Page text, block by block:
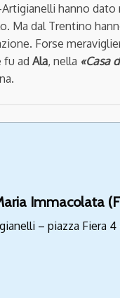
hanno
Ma dal Trentino
Forse
fu ad Ala, nella «Casa
Immacolata
– piazza Fiera 4